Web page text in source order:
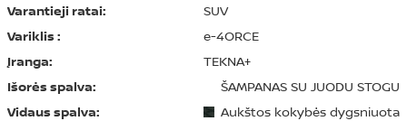
Varantieji ratai:
SUV
Variklis :
e-4ORCE
Įranga:
TEKNA+
Išorės spalva:
ŠAMPANAS SU JUODU STOGU
Vidaus spalva:
Aukštos kokybės dygsniuota